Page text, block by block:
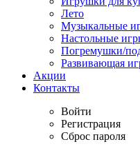
Лето
Музыкальные
Настольные
Погремушки/
Развивающая
Акции
Контакты
Войти
Регистрация
Сброс пароля